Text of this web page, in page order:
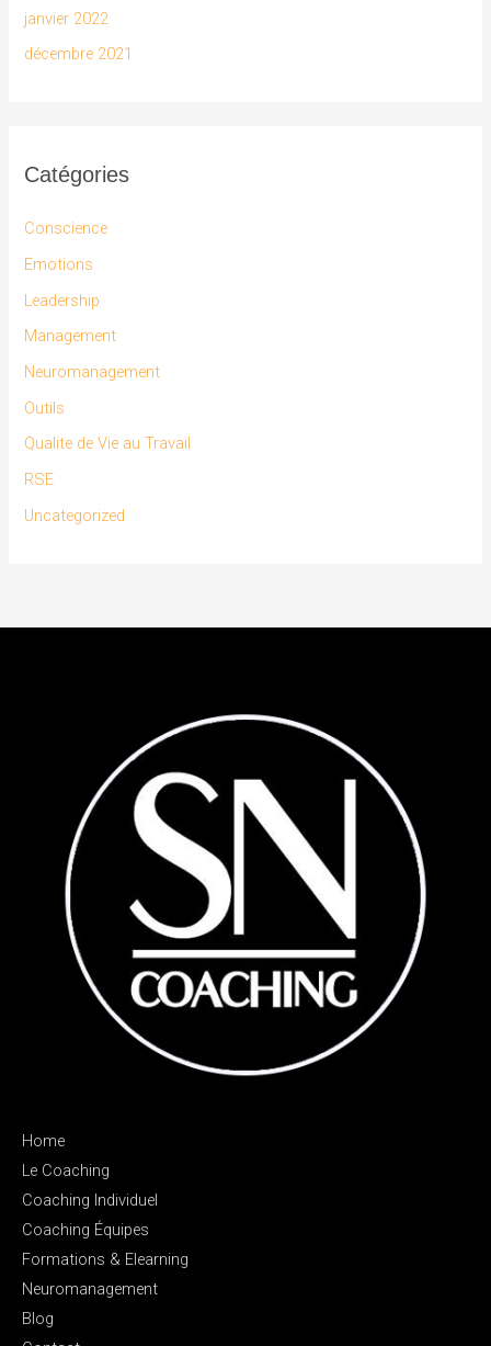
janvier 2022
décembre 2021
Catégories
Conscience
Emotions
Leadership
Management
Neuromanagement
Outils
Qualite de Vie au Travail
RSE
Uncategorized
Home
Le Coaching
Coaching Individuel
Coaching Équipes
Formations & Elearning
Neuromanagement
Blog